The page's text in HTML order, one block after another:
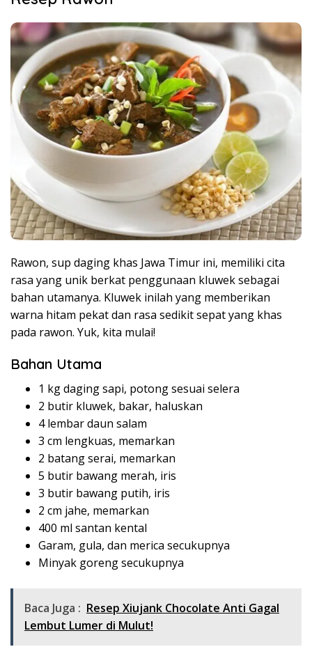
Rawon, sup daging khas Jawa Timur ini, memiliki cita
rasa yang unik berkat penggunaan kluwek sebagai
bahan utamanya. Kluwek inilah yang memberikan
warna hitam pekat dan rasa sedikit sepat yang khas
pada rawon. Yuk, kita mulai!
Bahan Utama
1 kg daging sapi, potong sesuai selera
2 butir kluwek, bakar, haluskan
4 lembar daun salam
3 cm lengkuas, memarkan
2 batang serai, memarkan
5 butir bawang merah, iris
3 butir bawang putih, iris
2 cm jahe, memarkan
400 ml santan kental
Garam, gula, dan merica secukupnya
Minyak goreng secukupnya
Baca Juga : Resep Xiujank Chocolate Anti Gagal
Lembut Lumer di Mulut!